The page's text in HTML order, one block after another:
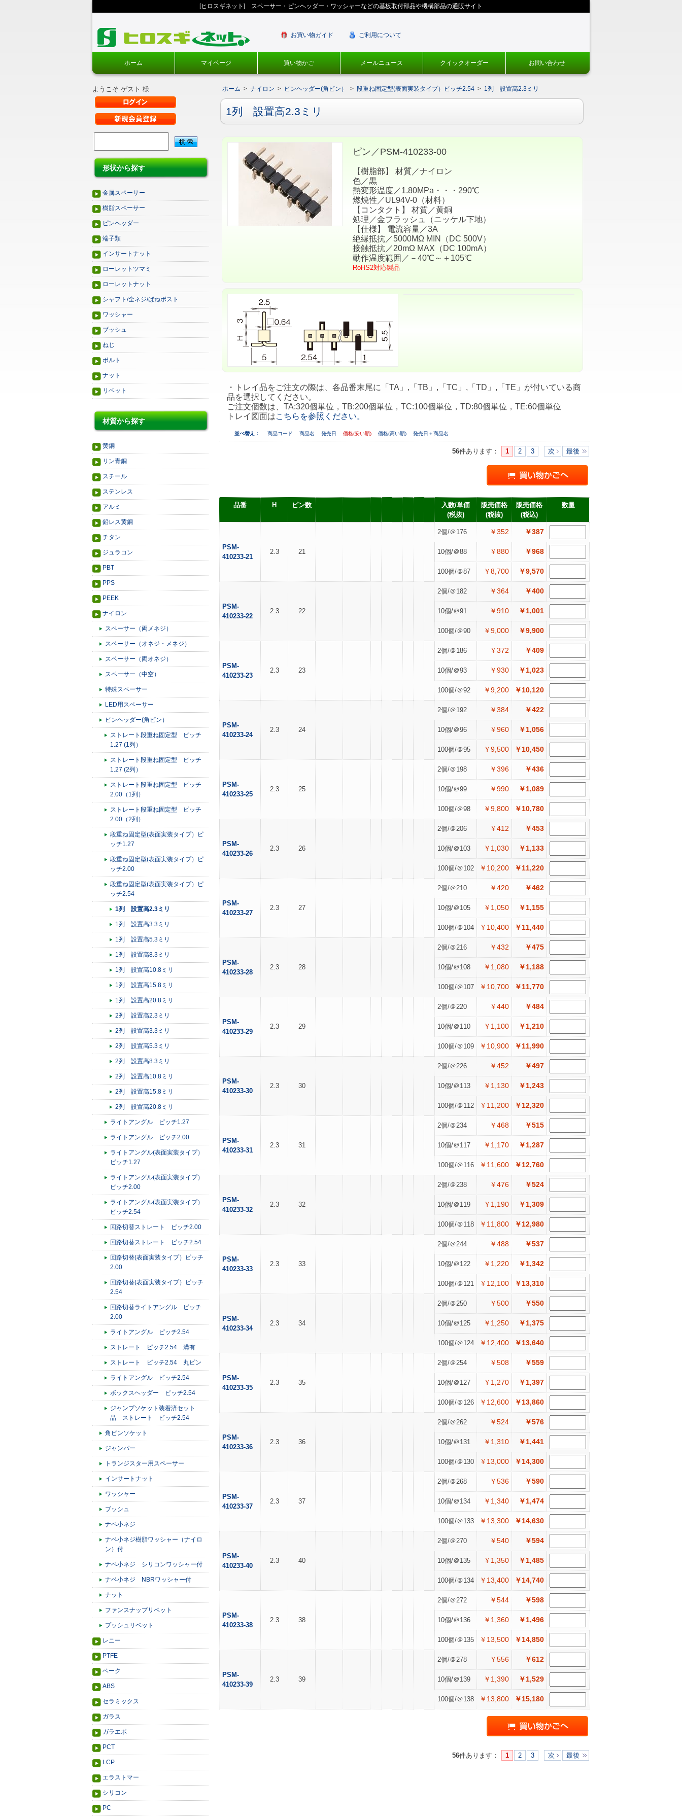
[ヒロスギネット] スペーサー・ピンヘッダー・ワッシャーなどの基板取付部品や機構部品の通販サイト
お買い物ガイド ご利用について
ホーム マイページ 買い物かご メールニュース クイックオーダー お問い合わせ
ようこそ ゲスト 様
形状から探す
金属スペーサー
樹脂スペーサー
ピンヘッダー
端子類
インサートナット
ローレットツマミ
ローレットナット
シャフト/全ネジ/ばねポスト
ワッシャー
ブッシュ
ねじ
ボルト
ナット
リベット
材質から探す
黄銅
リン青銅
スチール
ステンレス
アルミ
鉛レス黄銅
チタン
ジュラコン
PBT
PPS
PEEK
ナイロン
スペーサー（両メネジ）
スペーサー（オネジ・メネジ）
スペーサー（両オネジ）
スペーサー（中空）
特殊スペーサー
LED用スペーサー
ピンヘッダー(角ピン）
ストレート段重ね固定型 ピッチ
1.27 (1列）
ストレート段重ね固定型 ピッチ
1.27 (2列）
ストレート段重ね固定型 ピッチ
2.00（1列）
ストレート段重ね固定型 ピッチ
2.00（2列）
段重ね固定型(表面実装タイプ）ピ
ッチ1.27
段重ね固定型(表面実装タイプ）ピ
ッチ2.00
段重ね固定型(表面実装タイプ）ピ
ッチ2.54
1列 設置高2.3ミリ
1列 設置高3.3ミリ
1列 設置高5.3ミリ
1列 設置高8.3ミリ
1列 設置高10.8ミリ
1列 設置高15.8ミリ
1列 設置高20.8ミリ
2列 設置高2.3ミリ
2列 設置高3.3ミリ
2列 設置高5.3ミリ
2列 設置高8.3ミリ
2列 設置高10.8ミリ
2列 設置高15.8ミリ
2列 設置高20.8ミリ
ライトアングル ピッチ1.27
ライトアングル ピッチ2.00
ライトアングル(表面実装タイプ）
ピッチ1.27
ライトアングル(表面実装タイプ）
ピッチ2.00
ライトアングル(表面実装タイプ）
ピッチ2.54
回路切替ストレート ピッチ2.00
回路切替ストレート ピッチ2.54
回路切替(表面実装タイプ）ピッチ
2.00
回路切替(表面実装タイプ）ピッチ
2.54
回路切替ライトアングル ピッチ
2.00
ライトアングル ピッチ2.54
ストレート ピッチ2.54 溝有
ストレート ピッチ2.54 丸ピン
ライトアングル ピッチ2.54
ボックスヘッダー ピッチ2.54
ジャンプソケット装着済セット
品 ストレート ピッチ2.54
角ピンソケット
ジャンパー
トランジスター用スペーサー
インサートナット
ワッシャー
ブッシュ
ナベ小ネジ
ナベ小ネジ樹脂ワッシャー（ナイロ
ン）付
ナベ小ネジ シリコンワッシャー付
ナベ小ネジ NBRワッシャー付
ナット
ファンスナップリベット
プッシュリベット
レニー
PTFE
ベーク
ABS
セラミックス
ガラス
ガラエポ
PCT
LCP
エラストマー
シリコン
PC
ホーム > ナイロン > ピンヘッダー(角ピン） > 段重ね固定型(表面実装タイプ）ピッチ2.54 > 1列 設置高2.3ミリ
1列 設置高2.3ミリ
ピン／PSM-410233-00
【樹脂部】 材質／ナイロン
色／黒
熱変形温度／1.80MPa・・・290℃
燃焼性／UL94V-0（材料）
【コンタクト】 材質／黄銅
処理／金フラッシュ（ニッケル下地）
【仕様】 電流容量／3A
絶縁抵抗／5000MΩ MIN（DC 500V）
接触抵抗／20mΩ MAX（DC 100mA）
動作温度範囲／－40℃～＋105℃
RoHS2対応製品
・トレイ品をご注文の際は、各品番末尾に「TA」,「TB」,「TC」,「TD」,「TE」が付いている商
品を選択してください。
ご注文個数は、TA:320個単位，TB:200個単位，TC:100個単位，TD:80個単位，TE:60個単位
トレイ図面はこちらを参照ください。
並べ替え： 商品コード 商品名 発売日 価格(安い順) 価格(高い順) 発売日＋商品名
56件あります ： 1 2 3 次 最後
品番 H ピン数
入数/単価
(税抜)
販売価格
(税抜)
販売価格
(税込)
数量
PSM-
410233-21
2.3 21
2個/＠176 ￥352 ￥387
10個/＠88 ￥880 ￥968
100個/＠87 ￥8,700 ￥9,570
PSM-
410233-22
2.3 22
2個/＠182 ￥364 ￥400
10個/＠91 ￥910 ￥1,001
100個/＠90 ￥9,000 ￥9,900
PSM-
410233-23
2.3 23
2個/＠186 ￥372 ￥409
10個/＠93 ￥930 ￥1,023
100個/＠92 ￥9,200 ￥10,120
PSM-
410233-24
2.3 24
2個/＠192 ￥384 ￥422
10個/＠96 ￥960 ￥1,056
100個/＠95 ￥9,500 ￥10,450
PSM-
410233-25
2.3 25
2個/＠198 ￥396 ￥436
10個/＠99 ￥990 ￥1,089
100個/＠98 ￥9,800 ￥10,780
PSM-
410233-26
2.3 26
2個/＠206 ￥412 ￥453
10個/＠103 ￥1,030 ￥1,133
100個/＠102 ￥10,200 ￥11,220
PSM-
410233-27
2.3 27
2個/＠210 ￥420 ￥462
10個/＠105 ￥1,050 ￥1,155
100個/＠104 ￥10,400 ￥11,440
PSM-
410233-28
2.3 28
2個/＠216 ￥432 ￥475
10個/＠108 ￥1,080 ￥1,188
100個/＠107 ￥10,700 ￥11,770
PSM-
410233-29
2.3 29
2個/＠220 ￥440 ￥484
10個/＠110 ￥1,100 ￥1,210
100個/＠109 ￥10,900 ￥11,990
PSM-
410233-30
2.3 30
2個/＠226 ￥452 ￥497
10個/＠113 ￥1,130 ￥1,243
100個/＠112 ￥11,200 ￥12,320
PSM-
410233-31
2.3 31
2個/＠234 ￥468 ￥515
10個/＠117 ￥1,170 ￥1,287
100個/＠116 ￥11,600 ￥12,760
PSM-
410233-32
2.3 32
2個/＠238 ￥476 ￥524
10個/＠119 ￥1,190 ￥1,309
100個/＠118 ￥11,800 ￥12,980
PSM-
410233-33
2.3 33
2個/＠244 ￥488 ￥537
10個/＠122 ￥1,220 ￥1,342
100個/＠121 ￥12,100 ￥13,310
PSM-
410233-34
2.3 34
2個/＠250 ￥500 ￥550
10個/＠125 ￥1,250 ￥1,375
100個/＠124 ￥12,400 ￥13,640
PSM-
410233-35
2.3 35
2個/＠254 ￥508 ￥559
10個/＠127 ￥1,270 ￥1,397
100個/＠126 ￥12,600 ￥13,860
PSM-
410233-36
2.3 36
2個/＠262 ￥524 ￥576
10個/＠131 ￥1,310 ￥1,441
100個/＠130 ￥13,000 ￥14,300
PSM-
410233-37
2.3 37
2個/＠268 ￥536 ￥590
10個/＠134 ￥1,340 ￥1,474
100個/＠133 ￥13,300 ￥14,630
PSM-
410233-40
2.3 40
2個/＠270 ￥540 ￥594
10個/＠135 ￥1,350 ￥1,485
100個/＠134 ￥13,400 ￥14,740
PSM-
410233-38
2.3 38
2個/＠272 ￥544 ￥598
10個/＠136 ￥1,360 ￥1,496
100個/＠135 ￥13,500 ￥14,850
PSM-
410233-39
2.3 39
2個/＠278 ￥556 ￥612
10個/＠139 ￥1,390 ￥1,529
100個/＠138 ￥13,800 ￥15,180
56件あります ： 1 2 3 次 最後